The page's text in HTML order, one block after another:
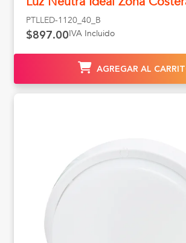
PTLLED-1120_40_B
$897.00IVA Incluido
AGREGAR AL